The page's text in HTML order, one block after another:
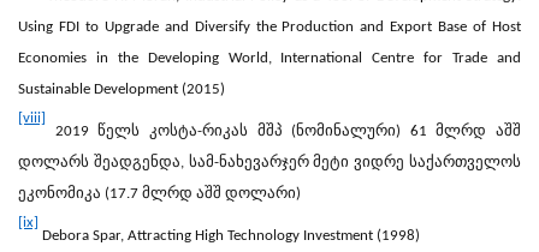
Using FDI to Upgrade and Diversify the Production and
Export Base of Host
Economies in the Developing World,
International Centre for Trade and
Sustainable Development (2015)
[viii]
2019წელს კოსტა-რიკას მშპ (ნომინალური) 61მლრდ
აშშ
დოლარს შეადგენდა, სამ-ნახევარჯერ მეტი ვიდრე საქართველოს
ეკონომიკა (17.7 მლრდ აშშ დოლარი)
[ix]
Debora Spar, Attracting High Technology Investment (1998)